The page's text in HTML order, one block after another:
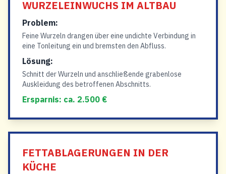
WURZELEINWUCHS IM ALTBAU
Problem:
Feine Wurzeln drangen über eine undichte Verbindung in
eine Tonleitung ein und bremsten den Abfluss.
Lösung:
Schnitt der Wurzeln und anschließende grabenlose
Auskleidung des betroffenen Abschnitts.
Ersparnis: ca. 2.500 €
FETTABLAGERUNGEN IN DER
KÜCHE